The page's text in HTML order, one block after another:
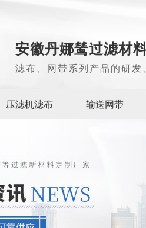
安徽丹娜鸶过滤材
滤布、网带系列产品的研
压滤机滤布 输送网带